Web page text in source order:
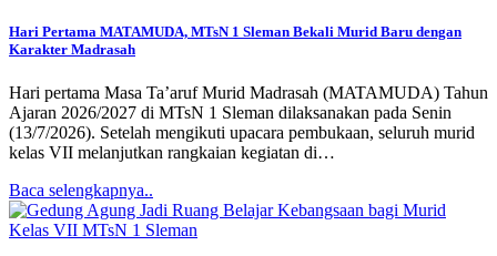
Hari Pertama MATAMUDA, MTsN 1 Sleman Bekali Murid Baru dengan
Karakter Madrasah
Hari pertama Masa Ta’aruf Murid Madrasah (MATAMUDA) Tahun
Ajaran 2026/2027 di MTsN 1 Sleman dilaksanakan pada Senin
(13/7/2026). Setelah mengikuti upacara pembukaan, seluruh murid
kelas VII melanjutkan rangkaian kegiatan di…
Baca selengkapnya..